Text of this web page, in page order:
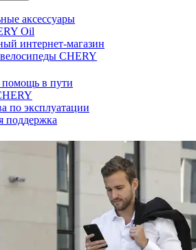
аксессуары
Oil
интернет-магазин
CHERY
в пути
по эксплуатации
поддержка